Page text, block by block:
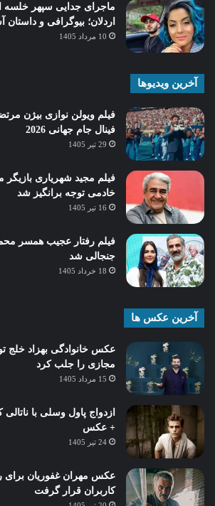
ماجرای جدایی سپهر خلسه
اردلان؛ بیوگرافی و داستان
10 مرداد 1405
آخرین ویدیوها
فیلم ویولن نوازی بیژن
فینال جام جهانی 2026
29 تیر 1405
فیلم مجید شهریاری
خادمی توجه برانگیز شد
16 تیر 1405
فیلم رفتار عجیب همسر
جنجالی شد
18 خرداد 1405
آخرین عکس ها
عکس خانوادگی بهزاد خلج
مجازی را جلب کرد
15 مرداد 1405
ازدواج پاول وسلی با
+ عکس
24 تیر 1405
عکس مهران غفوریان برای
کاربران قرار گرفت